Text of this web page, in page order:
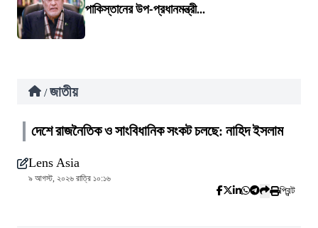
পাকিস্তানের উপ-প্রধানমন্ত্রী...
/ জাতীয়
দেশে রাজনৈতিক ও সাংবিধানিক সংকট চলছে: নাহিদ ইসলাম
Lens Asia
৯ আগস্ট, ২০২৬ রাত্রি ১০:১৬
প্রিন্ট